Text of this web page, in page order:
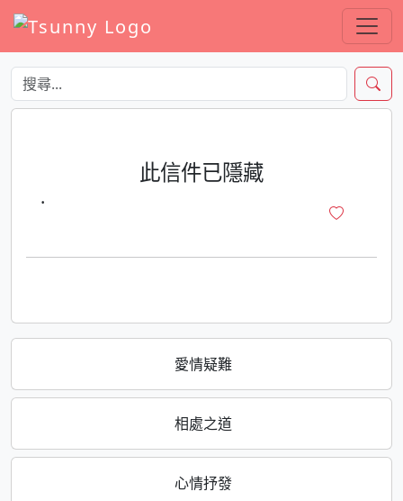
愛情疑難
相處之道
心情抒發
此信件已隱藏
·